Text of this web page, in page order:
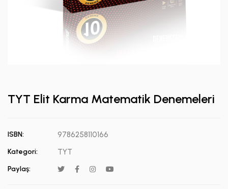
TYT Elit Karma Matematik Denemeleri
ISBN: 9786258110166
Kategori: TYT
Paylaş: